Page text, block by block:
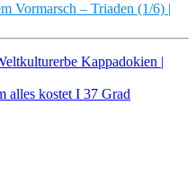
Vormarsch – Triaden (1/6) |
Kappadokien |
alles kostet I 37 Grad